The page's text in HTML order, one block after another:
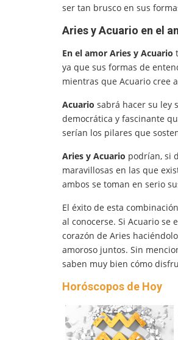
ser tan brusco en sus
Aries y Acuario en el
En el amor Aries y Acuario
ya que sus formas de
mientras que Acuario cree
Acuario sabrá hacer su ley
democrática y fascinante
serían los pilares que
Aries y Acuario podrían, si
maravillosas en las que
ambos se toman en serio
El éxito de esta
al conocerse. Si Acuario
corazón de Aries
amoroso juntos. Sin
saben muy bien cómo
Horóscopos de Hoy